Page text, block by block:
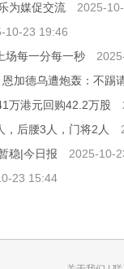
为媒促交流
2025-
10-23 19:46
场每一分每一秒
加德乌遭炮轰：不踢
万港元回购42.2万股
后腰3人，门将2人
稳|今日报
2025-10-
23 15:44